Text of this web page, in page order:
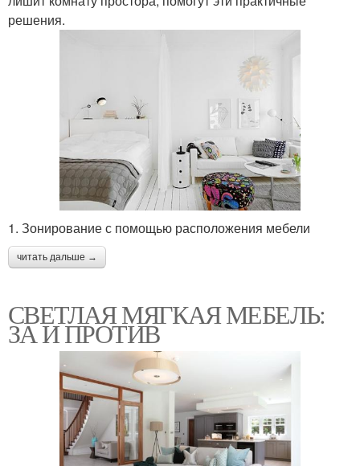
решения.
1. Зонирование с помощью расположения мебели
читать дальше →
СВЕТЛАЯ МЯГКАЯ МЕБЕЛЬ:
ЗА И ПРОТИВ